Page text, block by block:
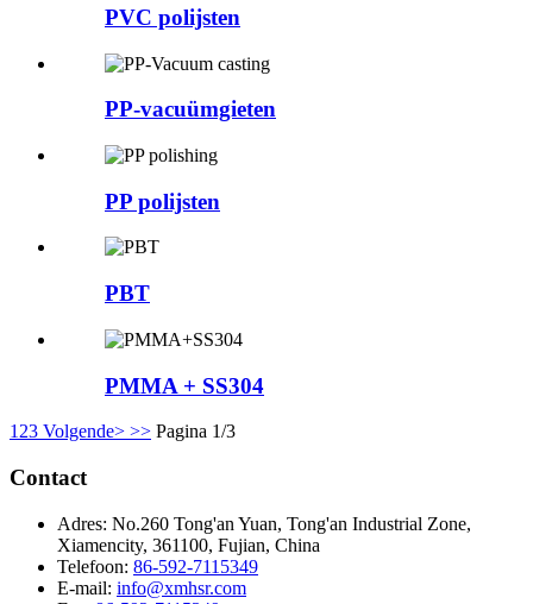
PVC polijsten
PP-vacuümgieten
PP polijsten
PBT
PMMA + SS304
1 23 Volgende> >> Pagina 1/3
Contact
Adres: No.260 Tong'an Yuan, Tong'an Industrial Zone,
Xiamencity, 361100, Fujian, China
Telefoon: 86-592-7115349
E-mail: info@xmhsr.com